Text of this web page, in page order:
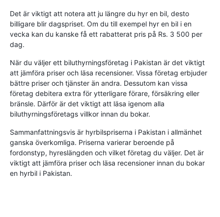
Det är viktigt att notera att ju längre du hyr en bil, desto
billigare blir dagspriset. Om du till exempel hyr en bil i en
vecka kan du kanske få ett rabatterat pris på Rs. 3 500 per
dag.
När du väljer ett biluthyrningsföretag i Pakistan är det viktigt
att jämföra priser och läsa recensioner. Vissa företag erbjuder
bättre priser och tjänster än andra. Dessutom kan vissa
företag debitera extra för ytterligare förare, försäkring eller
bränsle. Därför är det viktigt att läsa igenom alla
biluthyrningsföretags villkor innan du bokar.
Sammanfattningsvis är hyrbilspriserna i Pakistan i allmänhet
ganska överkomliga. Priserna varierar beroende på
fordonstyp, hyreslängden och vilket företag du väljer. Det är
viktigt att jämföra priser och läsa recensioner innan du bokar
en hyrbil i Pakistan.